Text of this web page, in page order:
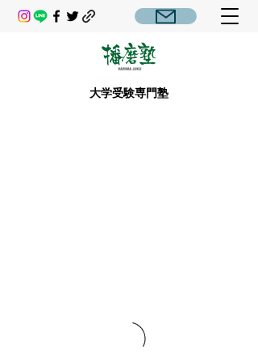
大学受験専門塾